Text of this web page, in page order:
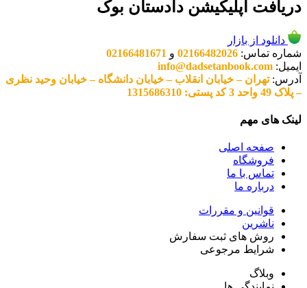
دریافت اپلیکیشن دادستان بوک
دانلود از بازار
شماره تماس: 02166482026 و 02166481671
ایمیل: info@dadsetanbook.com
آدرس:تهران – خیابان انقلاب – خیابان دانشگاه – خیابان وحید نظری
– پلاک 49 واحد 3 کد پستی: 1315686310
لینک های مهم
صفحه اصلی
فروشگاه
تماس با ما
درباره ما
قوانین و مقررات
ناشرین
روش های ثبت سفارش
شرایط مرجوعی
وبلاگ